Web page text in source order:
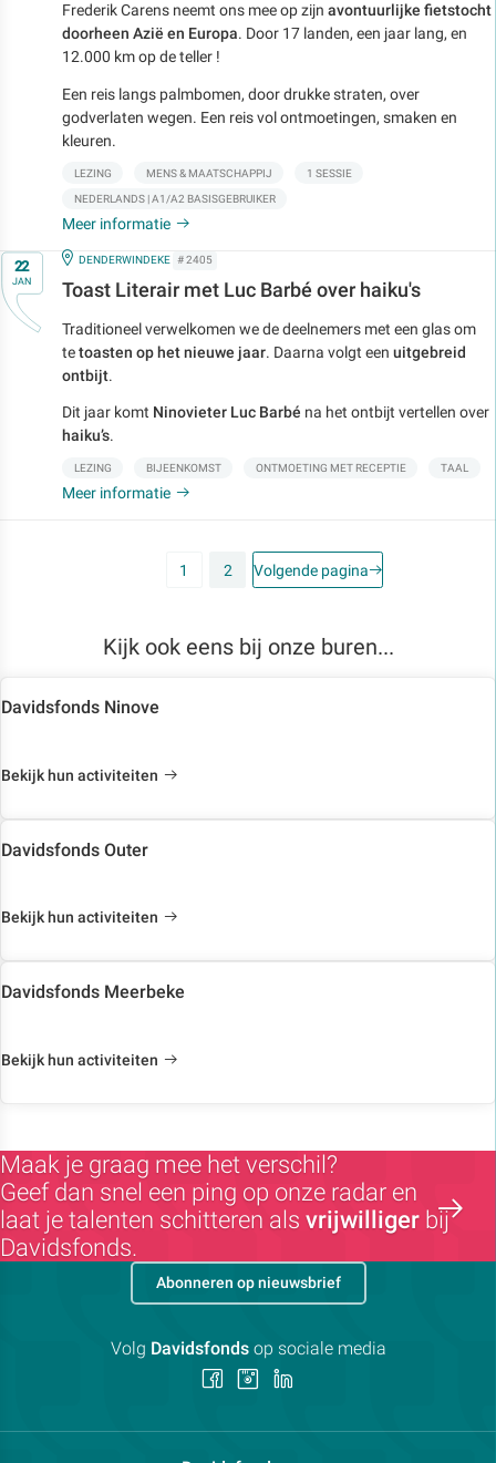
Frederik Carens neemt ons mee op zijn avontuurlijke fietstocht
doorheen Azië en Europa. Door 17 landen, een jaar lang, en
12.000 km op de teller !
Een reis langs palmbomen, door drukke straten, over
godverlaten wegen. Een reis vol ontmoetingen, smaken en
kleuren.
LEZING MENS & MAATSCHAPPIJ 1 SESSIE
NEDERLANDS | A1/A2 BASISGEBRUIKER
Meer informatie
Op22
JAN
IN
DENDERWINDEKE # 2405
Toast Literair met Luc Barbé over haiku's
Traditioneel verwelkomen we de deelnemers met een glas om
tetoasten op het nieuwe jaar. Daarna volgt een uitgebreid
ontbijt.
Dit jaar komt Ninovieter Luc Barbé na het ontbijt vertellen over
haiku’s.
LEZING BIJEENKOMST ONTMOETING MET RECEPTIE TAAL
Meer informatie
1 2 Volgende pagina
Kijk ook eens bij onze buren...
Davidsfonds Ninove
Bekijk hun activiteiten
Davidsfonds Outer
Bekijk hun activiteiten
Davidsfonds Meerbeke
Bekijk hun activiteiten
Maak je graag mee het verschil?
Geef dan snel een ping op onze radar en
laat je talenten schitteren als vrijwilliger bij
Davidsfonds.
Abonneren op nieuwsbrief
Volg Davidsfondsop sociale media
Volg Volg